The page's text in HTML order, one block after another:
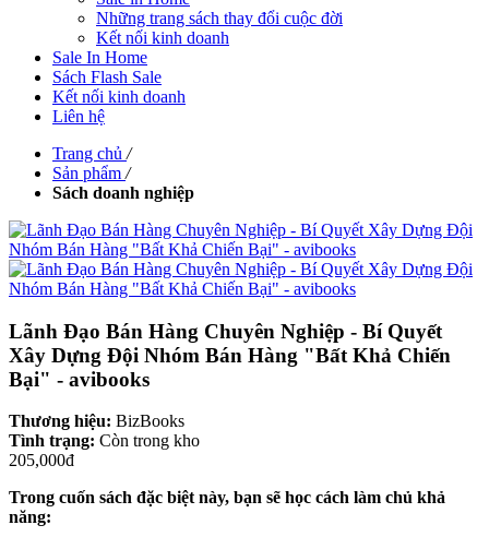
Những trang sách thay đổi cuộc đời
Kết nối kinh doanh
Sale In Home
Sách Flash Sale
Kết nối kinh doanh
Liên hệ
Trang chủ /
Sản phẩm /
Sách doanh nghiệp
Lãnh Đạo Bán Hàng Chuyên Nghiệp - Bí Quyết
Xây Dựng Đội Nhóm Bán Hàng "Bất Khả Chiến
Bại" - avibooks
Thương hiệu: BizBooks
Tình trạng: Còn trong kho
205,000đ
Trong cuốn sách đặc biệt này, bạn sẽ học cách làm chủ khả
năng: